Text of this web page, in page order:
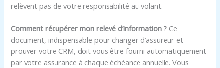
relèvent pas de votre responsabilité au volant.
Comment récupérer mon relevé d’information ? Ce
document, indispensable pour changer d’assureur et
prouver votre CRM, doit vous être fourni automatiquement
par votre assurance à chaque échéance annuelle. Vous